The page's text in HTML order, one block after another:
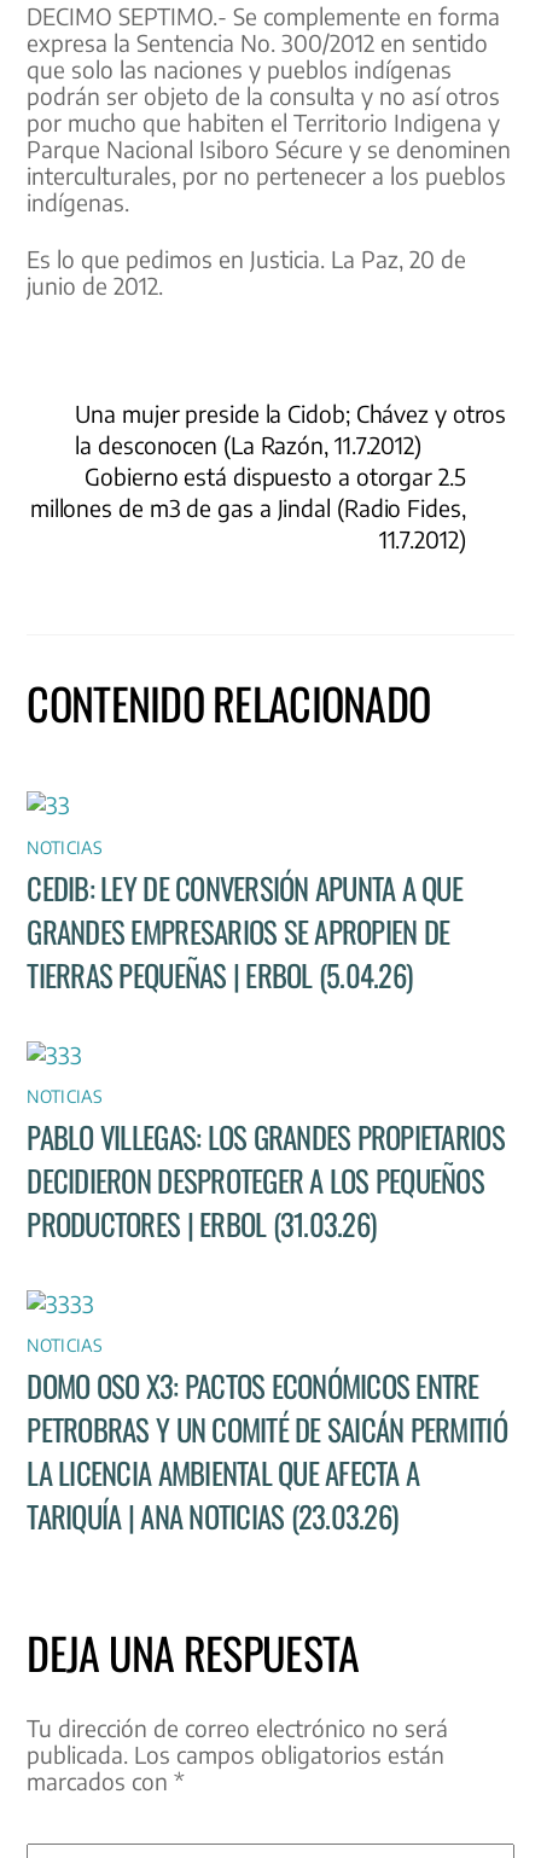
DECIMO SEPTIMO.- Se complemente en forma
expresa la Sentencia No. 300/2012 en sentido
que solo las naciones y pueblos indígenas
podrán ser objeto de la consulta y no así otros
por mucho que habiten el Territorio Indigena y
Parque Nacional Isiboro Sécure y se denominen
interculturales, por no pertenecer a los pueblos
indígenas.
Es lo que pedimos en Justicia. La Paz, 20 de
junio de 2012.
Una mujer preside la Cidob; Chávez y otros
la desconocen (La Razón, 11.7.2012)
Gobierno está dispuesto a otorgar 2.5
millones de m3 de gas a Jindal (Radio Fides,
11.7.2012)
CONTENIDO RELACIONADO
NOTICIAS
CEDIB: LEY DE CONVERSIÓN APUNTA A QUE
GRANDES EMPRESARIOS SE APROPIEN DE
TIERRAS PEQUEÑAS | ERBOL (5.04.26)
NOTICIAS
PABLO VILLEGAS: LOS GRANDES PROPIETARIOS
DECIDIERON DESPROTEGER A LOS PEQUEÑOS
PRODUCTORES | ERBOL (31.03.26)
NOTICIAS
DOMO OSO X3: PACTOS ECONÓMICOS ENTRE
PETROBRAS Y UN COMITÉ DE SAICÁN PERMITIÓ
LA LICENCIA AMBIENTAL QUE AFECTA A
TARIQUÍA | ANA NOTICIAS (23.03.26)
DEJA UNA RESPUESTA
Tu dirección de correo electrónico no será
publicada. Los campos obligatorios están
marcados con*